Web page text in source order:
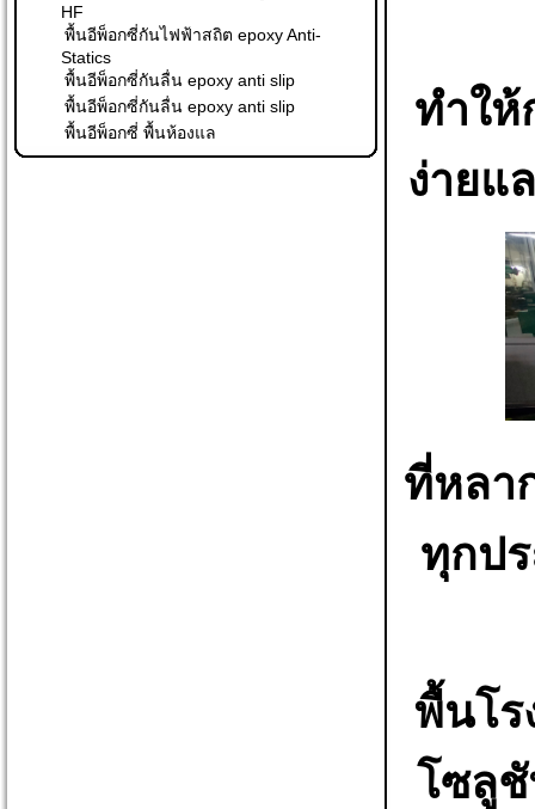
HF
พื้นอีพ็อกซี่กันไฟฟ้าสถิต epoxy Anti-
Statics
พื้นอีพ็อกซี่กันลื่น epoxy anti slip
พื้นอีพ็อกซี่กันลื่น epoxy anti slip
พื้นอีพ็อกซี่ พื้นห้องแล
ทำใ
ง่ายแ
ที่หลา
ทุกป
พื้นโร
โซลูชั